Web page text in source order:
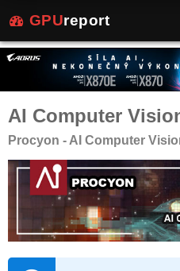
GPUreport
AI Computer
Procyon - AI Computer